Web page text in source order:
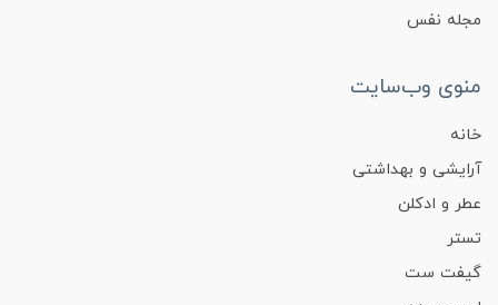
مجله نفس
منوی وب‌سایت
خانه
آرایشی و بهداشتی
عطر و ادکلن
تستر
گیفت ست